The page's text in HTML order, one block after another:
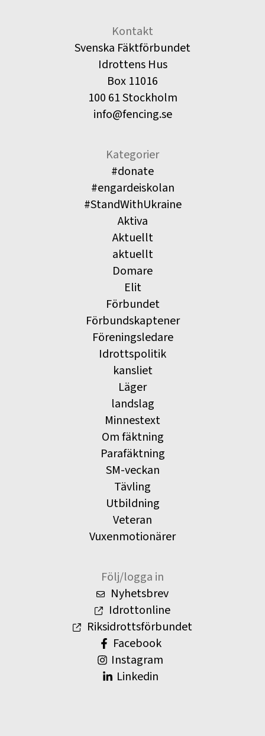
Kontakt
Svenska Fäktförbundet
Idrottens Hus
Box 11016
100 61 Stockholm
info@fencing.se
Kategorier
#donate
#engardeiskolan
#StandWithUkraine
Aktiva
Aktuellt
aktuellt
Domare
Elit
Förbundet
Förbundskaptener
Föreningsledare
Idrottspolitik
kansliet
Läger
landslag
Minnestext
Om fäktning
Parafäktning
SM-veckan
Tävling
Utbildning
Veteran
Vuxenmotionärer
Följ/logga in
Nyhetsbrev
Idrottonline
Riksidrottsförbundet
Facebook
Instagram
Linkedin